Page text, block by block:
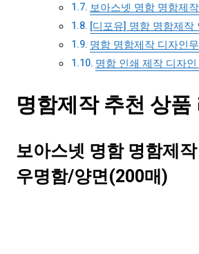
보아스넷 명함 명함제
[디포유] 명함 명함제
명함 명함제작 디자인
명함 인쇄 제작 디자
명함제작 추천 상품
보아스넷 명함 명함제
우명함/양면(200매)